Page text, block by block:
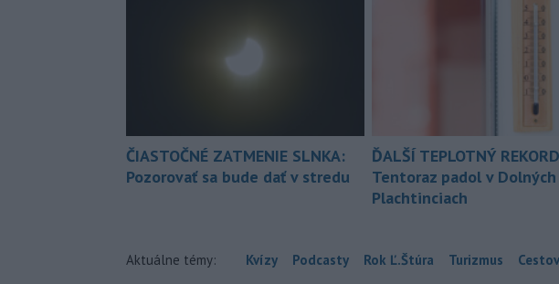
ČIASTOČNÉ ZATMENIE SLNKA:
Pozorovať sa bude dať v stredu
ĎALŠÍ TEPLOTNÝ
Tentoraz padol v Dolných
Plachtinciach
Aktuálne témy: Kvízy Podcasty Rok Ľ.Štúra Turizmus